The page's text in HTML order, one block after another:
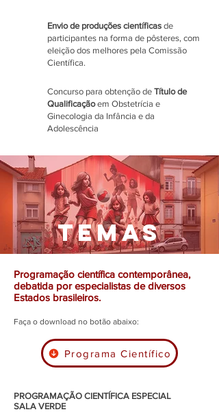
Envio de produções científicas de
participantes na forma de pôsteres, com
eleição dos melhores pela Comissão
Científica.
Concurso para obtenção de Título de
Qualificaçãoem Obstetrícia e
Ginecologia da Infância e da
Adolescência
TEMAS
Programação científica contemporânea,
debatida por especialistas de diversos
Estados brasileiros.
Faça o download no botão abaixo:
Programa Científico
PROGRAMAÇÃO CIENTÍFICA ESPECIAL
SALA VERDE